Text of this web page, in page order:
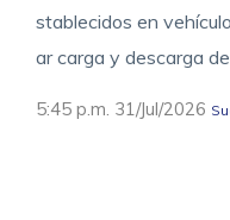
stablecidos en
ar carga y descarga de
5:45 p.m. 31/Jul/2026